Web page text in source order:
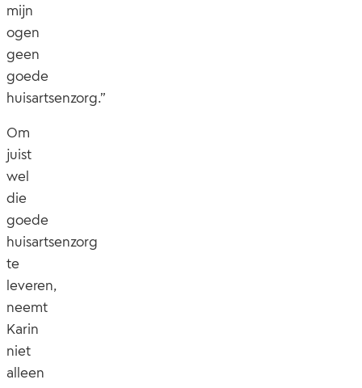
mijn
ogen
geen
goede
huisartsenzorg.”
Om
juist
wel
die
goede
huisartsenzorg
te
leveren,
neemt
Karin
niet
alleen